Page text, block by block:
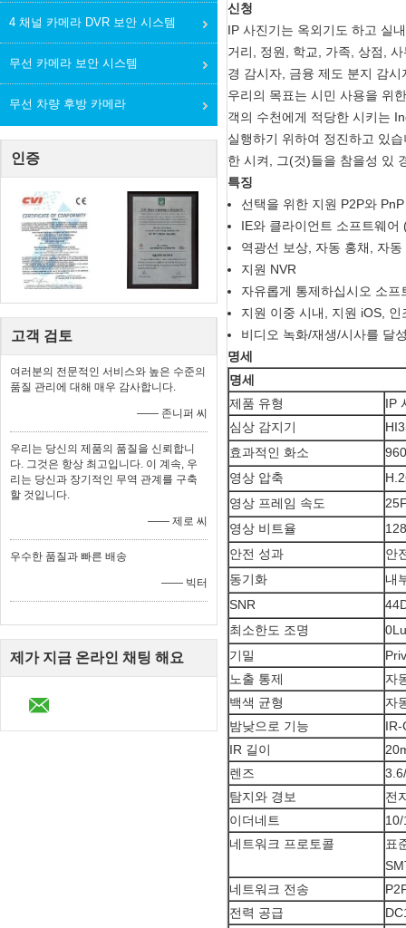
4 채널 카메라 DVR 보안 시스템
무선 카메라 보안 시스템
무선 차량 후방 카메라
인증
고객 검토
여러분의 전문적인 서비스와 높은 수준의
품질 관리에 대해 매우 감사합니다.
—— 존니퍼 씨
우리는 당신의 제품의 품질을 신뢰합니
다. 그것은 항상 최고입니다. 이 계속, 우
리는 당신과 장기적인 무역 관계를 구축
할 것입니다.
—— 제로 씨
우수한 품질과 빠른 배송
—— 빅터
제가 지금 온라인 채팅 해요
신청
IP 사진기는 옥외기도 하고 실
거리, 정원, 학교, 가족, 상점,
경 감시자, 금융 제도 분지 감
우리의 목표는 시민 사용을 위
객의 수천에게 적당한 시키는
실행하기 위하여 정진하고 있
한 시켜, 그(것)들을 참을성 있
특징
선택을 위한 지원 P2P와
IE와 클라이언트 소프트웨
역광선 보상, 자동 홍채, 자
지원 NVR
자유롭게 통제하십시오 소
지원 이중 시내, 지원 iOS,
비디오 녹화/재생/시사를 달
명세
명세
제품 유형
IP
심상 감지기
효과적인 화소
영상 압축
영상 프레임 속도
영상 비트율
안전 성과
안
동기화
내
SNR
최소한도 조명
기밀
노출 통제
자
백색 균형
자
밤낮으로 기능
IR-
IR 길이
렌즈
탐지와 경보
전
이더네트
네트워크 프로토콜
표
네트워크 전송
전력 공급